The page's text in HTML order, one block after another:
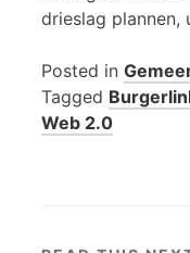
drieslag plannen,
Posted in
Tagged
Web 2.0